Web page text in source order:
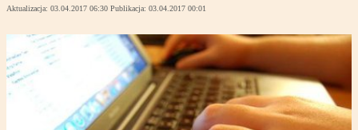
Aktualizacja: 03.04.2017 06:30 Publikacja: 03.04.2017 00:01